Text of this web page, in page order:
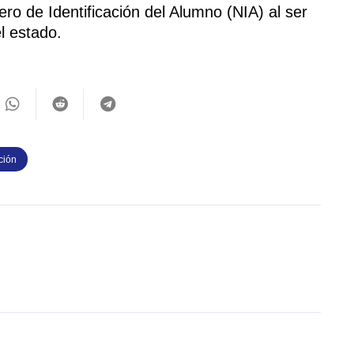
de Identificación del Alumno (NIA) al ser
estado.